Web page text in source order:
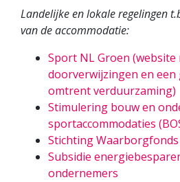
Landelijke en lokale regelingen
van de accommodatie:
Sport NL Groen (website
doorverwijzingen en een
omtrent verduurzaming)
Stimulering bouw en
sportaccommodaties
Stichting
Subsidie
ondernemers